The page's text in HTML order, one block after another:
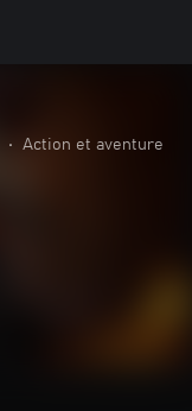
• Action et aventure